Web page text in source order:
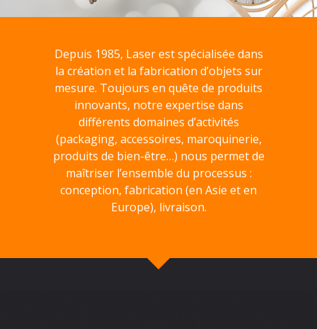
Depuis 1985, Laser est spécialisée dans
la création et la fabrication d’objets sur
mesure. Toujours en quête de produits
innovants, notre expertise dans
différents domaines d’activités
(packaging, accessoires, maroquinerie,
produits de bien-être…) nous permet de
maîtriser l’ensemble du processus :
conception, fabrication (en Asie et en
Europe), livraison.